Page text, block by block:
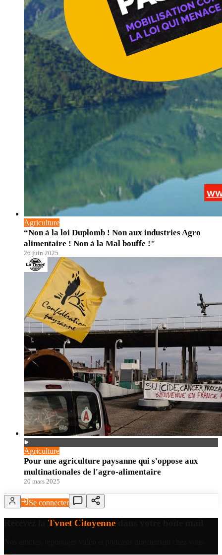
Agriculture
“Non à la loi Duplomb ! Non aux industries Agro
alimentaire ! Non à la Mal bouffe !"
26 juin 2025
Agriculture
Pour une agriculture paysanne qui s'oppose aux
multinationales de l'agro-alimentaire
20 mars 2025
Se connecter
Tvnet Citoyenne